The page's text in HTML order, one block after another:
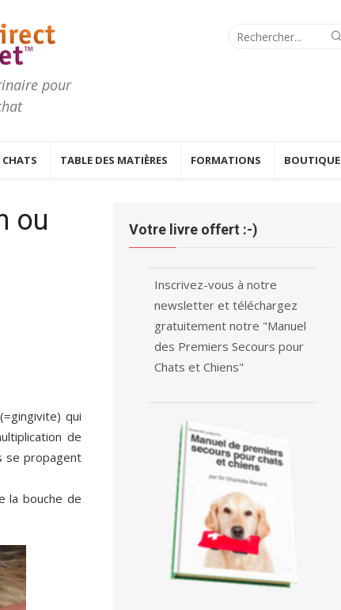
pour
Search
CHATS TABLE DES MATIÈRES FORMATIONS BOUTIQUE
ou
qui
de
se propagent
la bouche de
Votre livre offert :-)
Inscrivez-vous à notre
newsletter et téléchargez
gratuitement notre "Manuel
des Premiers Secours pour
Chats et Chiens"